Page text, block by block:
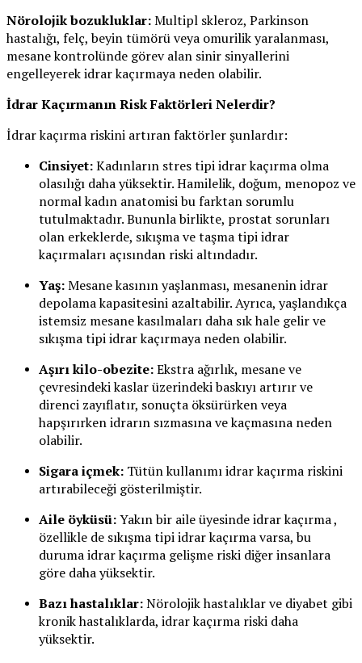
Nörolojik bozukluklar:Multipl skleroz, Parkinson
hastalığı, felç, beyin tümörü veya omurilik yaralanması,
mesane kontrolünde görev alan sinir sinyallerini
engelleyerek idrar kaçırmaya neden olabilir.
İdrar Kaçırmanın Risk Faktörleri Nelerdir?
İdrar kaçırma riskini artıran faktörler şunlardır:
Cinsiyet:Kadınların stres tipi idrar kaçırma olma
olasılığı daha yüksektir. Hamilelik, doğum, menopoz ve
normal kadın anatomisi bu farktan sorumlu
tutulmaktadır. Bununla birlikte, prostat sorunları
olan erkeklerde, sıkışma ve taşma tipi idrar
kaçırmaları açısından riski altındadır.
Yaş:Mesane kasının yaşlanması, mesanenin idrar
depolama kapasitesini azaltabilir. Ayrıca, yaşlandıkça
istemsiz mesane kasılmaları daha sık hale gelir ve
sıkışma tipi idrar kaçırmaya neden olabilir.
Aşırı kilo-obezite:Ekstra ağırlık, mesane ve
çevresindeki kaslar üzerindeki baskıyı artırır ve
direnci zayıflatır, sonuçta öksürürken veya
hapşırırken idrarın sızmasına ve kaçmasına neden
olabilir.
Sigara içmek: Tütün kullanımı idrar kaçırma riskini
artırabileceği gösterilmiştir.
Aile öyküsü:Yakın bir aile üyesinde idrar kaçırma ,
özellikle de sıkışma tipi idrar kaçırma varsa, bu
duruma idrar kaçırma gelişme riski diğer insanlara
göre daha yüksektir.
Bazı hastalıklar:Nörolojik hastalıklar ve diyabet gibi
kronik hastalıklarda, idrar kaçırma riski daha
yüksektir.